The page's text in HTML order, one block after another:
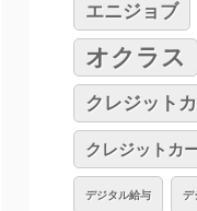
エニジョブ
オクラス
クレジット
クレジットカ
デジタル給与 デ